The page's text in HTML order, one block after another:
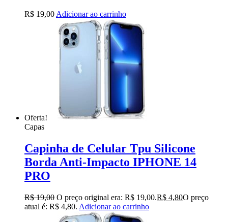
R$ 19,00 Adicionar ao carrinho
Oferta!
Capas
Capinha de Celular Tpu Silicone
Borda Anti-Impacto IPHONE 14
PRO
R$19,00 O preço original era: R$ 19,00.R$ 4,80O preço
atual é: R$ 4,80. Adicionar ao carrinho